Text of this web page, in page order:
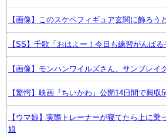
【画像】このスケベフィギュア玄関に飾ろう
【SS】千歌「おはよー！今日も練習がんばる
【画像】モンハンワイルズさん、サンブレイ
【驚愕】映画『ちいかわ』公開14日間で興収
【ウマ娘】実際トレーナーが寝てたら上に乗
娘